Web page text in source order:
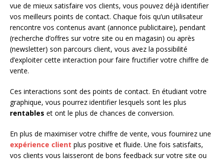
vue de mieux satisfaire vos clients, vous pouvez déjà identifier
vos meilleurs points de contact. Chaque fois qu’un utilisateur
rencontre vos contenus avant (annonce publicitaire), pendant
(recherche d’offres sur votre site ou en magasin) ou après
(newsletter) son parcours client, vous avez la possibilité
d’exploiter cette interaction pour faire fructifier votre chiffre de
vente.
Ces interactions sont des points de contact. En étudiant votre
graphique, vous pourrez identifier lesquels sont les plus
rentables et ont le plus de chances de conversion.
En plus de maximiser votre chiffre de vente, vous fournirez une
expérience client plus positive et fluide. Une fois satisfaits,
vos clients vous laisseront de bons feedback sur votre site ou